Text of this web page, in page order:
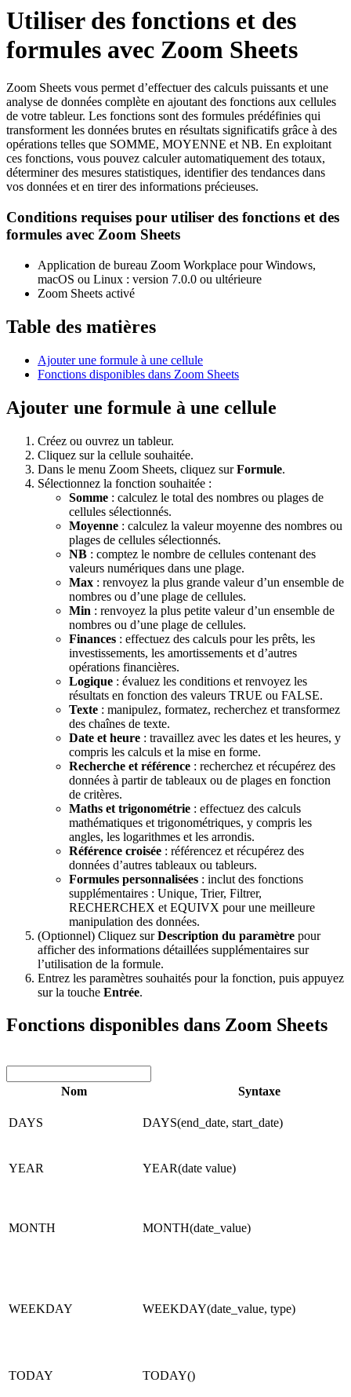
Utiliser des fonctions et des
formules avec Zoom Sheets
Zoom Sheets vous permet d’effectuer des calculs puissants et une
analyse de données complète en ajoutant des fonctions aux cellules
de votre tableur. Les fonctions sont des formules prédéfinies qui
transforment les données brutes en résultats significatifs grâce à des
opérations telles que SOMME, MOYENNE et NB. En exploitant
ces fonctions, vous pouvez calculer automatiquement des totaux,
déterminer des mesures statistiques, identifier des tendances dans
vos données et en tirer des informations précieuses.
Conditions requises pour utiliser des fonctions et des
formules avec Zoom Sheets
Application de bureau Zoom Workplace pour Windows,
macOS ou Linux : version 7.0.0 ou ultérieure
Zoom Sheets activé
Table des matières
Ajouter une formule à une cellule
Fonctions disponibles dans Zoom Sheets
Ajouter une formule à une cellule
Créez ou ouvrez un tableur.
Cliquez sur la cellule souhaitée.
Dans le menu Zoom Sheets, cliquez surFormule.
Sélectionnez la fonction souhaitée :
Somme : calculez le total des nombres ou plages de
cellules sélectionnés.
Moyenne : calculez la valeur moyenne des nombres ou
plages de cellules sélectionnés.
NB : comptez le nombre de cellules contenant des
valeurs numériques dans une plage.
Max : renvoyez la plus grande valeur d’un ensemble de
nombres ou d’une plage de cellules.
Min : renvoyez la plus petite valeur d’un ensemble de
nombres ou d’une plage de cellules.
Finances : effectuez des calculs pour les prêts, les
investissements, les amortissements et d’autres
opérations financières.
Logique : évaluez les conditions et renvoyez les
résultats en fonction des valeurs TRUE ou FALSE.
Texte : manipulez, formatez, recherchez et transformez
des chaînes de texte.
Date et heure : travaillez avec les dates et les heures, y
compris les calculs et la mise en forme.
Recherche et référence : recherchez et récupérez des
données à partir de tableaux ou de plages en fonction
de critères.
Maths et trigonométrie : effectuez des calculs
mathématiques et trigonométriques, y compris les
angles, les logarithmes et les arrondis.
Référence croisée : référencez et récupérez des
données d’autres tableaux ou tableurs.
Formules personnalisées : inclut des fonctions
supplémentaires : Unique, Trier, Filtrer,
RECHERCHEX et EQUIVX pour une meilleure
manipulation des données.
(Optionnel) Cliquez surDescription du paramètre pour
afficher des informations détaillées supplémentaires sur
l’utilisation de la formule.
Entrez les paramètres souhaités pour la fonction, puis appuyez
sur la touche Entrée.
Fonctions disponibles dans Zoom Sheets
Nom Syntaxe
DAYS DAYS(end_date, start_date)
YEAR YEAR(date value)
MONTH MONTH(date_value)
WEEKDAY WEEKDAY(date_value, type)
TODAY TODAY()